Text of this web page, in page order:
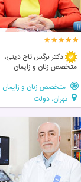
دکتر نرگس تاج دینی،
متخصص زنان و زایمان
متخصص زنان و زایمان
تهران، دولت